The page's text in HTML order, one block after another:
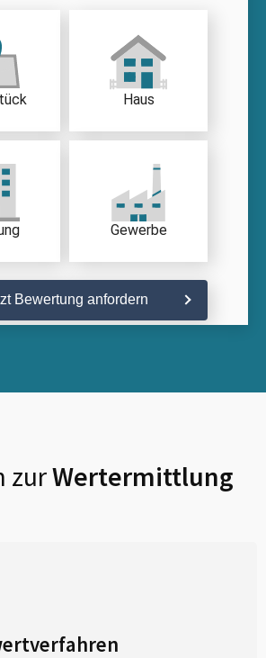
Haus
Gewerbe
Bewertung anfordern
zurWertermittlung